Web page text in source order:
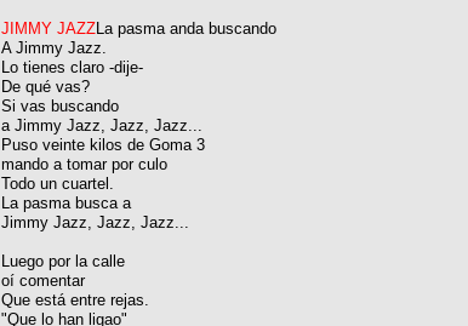
JIMMY JAZZ La pasma anda buscando
A Jimmy Jazz.
Lo tienes claro -dije-
De qué vas?
Si vas buscando
a Jimmy Jazz, Jazz, Jazz...
Puso veinte kilos de Goma 3
mando a tomar por culo
Todo un cuartel.
La pasma busca a
Jimmy Jazz, Jazz, Jazz...
Luego por la calle
oí comentar
Que está entre rejas.
"Que lo han ligao"